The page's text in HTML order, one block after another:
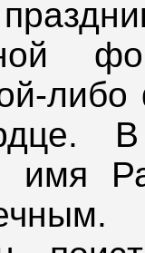
В
имя